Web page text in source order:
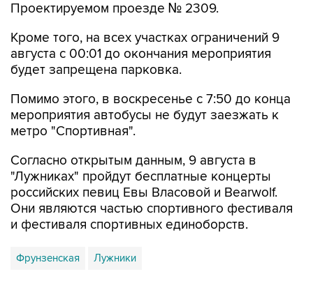
Проектируемом проезде № 2309.
Кроме того, на всех участках ограничений 9
августа с 00:01 до окончания мероприятия
будет запрещена парковка.
Помимо этого, в воскресенье с 7:50 до конца
мероприятия автобусы не будут заезжать к
метро "Спортивная".
Согласно открытым данным, 9 августа в
"Лужниках" пройдут бесплатные концерты
российских певиц Евы Власовой и Bearwolf.
Они являются частью спортивного фестиваля
и фестиваля спортивных единоборств.
Фрунзенская Лужники